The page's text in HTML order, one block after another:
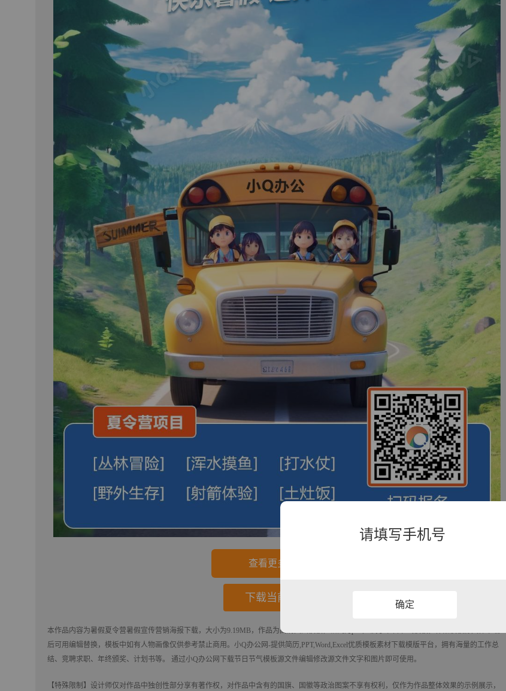
查看更多内容
下载当前模板
本作品内容为暑假夏令营暑假宣传营销海报 下载，大小为9.19MB，作品为高清大图模板，格式为psd， 属于
后可用编辑替换，模板中如有人物画像仅供参考禁止商用。 小Q办公网-提供简历,PPT,Word,Excel优质模板素材下载模版平台，拥有海量的工作总
结、竞聘求职、年终颁奖、计划书等。 通过小Q办公网下载节日节气模板源文件编辑修改源文件文字和图片即可使用。
【特殊限制】设计师仅对作品中独创性部分享有著作权，对作品中含有的国旗、国徽等政治图案不享有权利，仅作为作品整体效果的示例展示，
请填写手机号
确定